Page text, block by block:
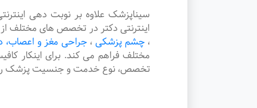
سیناپزشک علاوه بر نوبت دهی
اینترنتی دکتر در تخصص های مختلف
، چشم پزشکی ، جراحی مغز و
مختلف فراهم می کند. برای اینکار
تخصص، نوع خدمت و جنسیت پزشک را